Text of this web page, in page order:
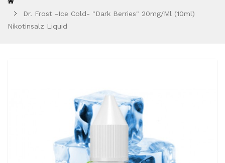
Dr. Frost -Ice Cold- "Dark Berries" 20mg/ml (10ml)
Nikotinsalz Liquid